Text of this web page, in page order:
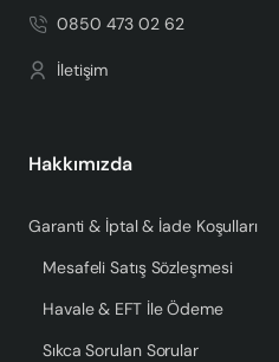
0850 473 02 62
İletişim
Hakkımızda
Garanti & İptal & İade Koşulları
Mesafeli Satış Sözleşmesi
Havale & EFT İle Ödeme
Sıkca Sorulan Sorular